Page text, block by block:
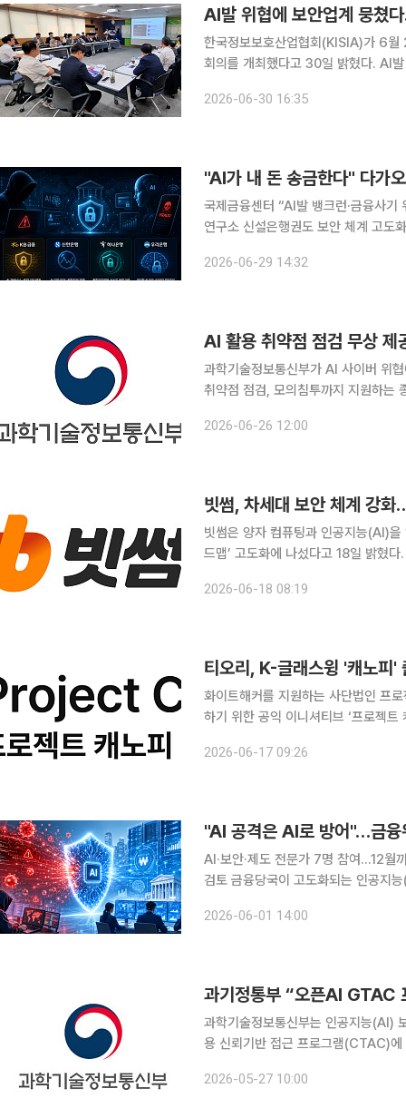
AI발 위협에 보안업계 뭉쳤
한국정보보호산업협회(KISIA)가 6
회의를 개최했다고 30일 밝혔다. AI
응하기 위한 협력의 방향성을 논의하
2026-06-30 16:35
국제금융센터 “AI발 뱅크런·금융사
연구소 신설은행권도 보안 체계 고도화⋯“정보 공유·
금융당국과 은행권도 AI 금융사기와
2026-06-29 14:32
AI 활용 취약점 점검 무상 제
과학기술정보통신부가 AI 사이버 위
취약점 점검, 모의침투까지 지원하는 종합 프로그램을
2026-06-26 12:00
빗썸, 차세대 보안 체계 강
빗썸은 양자 컴퓨팅과 인공지능(AI)
드맵’ 고도화에 나섰다고 18일 밝혔다. 빗썸은 11일 ‘제2차 정보보호 자문위원회’ 정기 회의를 열
을 점검했다. 이번 회의는 서울 강
2026-06-18 08:19
티오리, K-글래스윙 '캐노피'
화이트해커를 지원하는 사단법인 프
하기 위한 공익 이니셔티브 ‘프로젝
력과 발맞춰 보안 여력이 부족한 공익
2026-06-17 09:26
"AI 공격은 AI로 방어"…금융
AI·보안·제도 전문가 7명 참여…12월
검토 금융당국이 고도화되는 인공지능(AI) 보안위협에 대응하기 위해 민간 전문가 자문체계를 가동
2026-06-01 14:00
과기정통부 “오픈AI GTAC
과학기술정보통신부는 인공지능(Al)
용 신뢰기반 접근 프로그램(CTAC)에 참여한다고 27일
기정통부 류제명 제2차관 등이 참석
2026-05-27 10:00